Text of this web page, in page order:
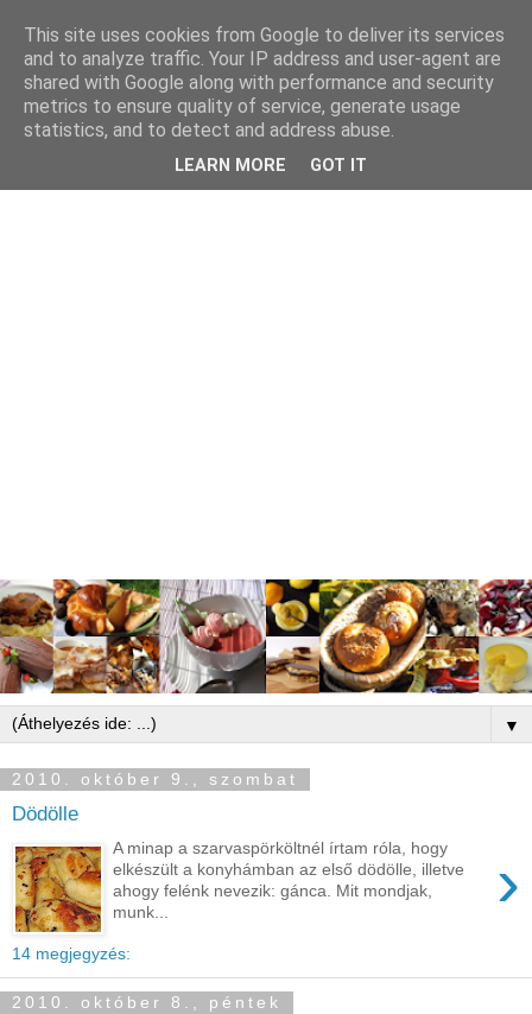
▼
2010. október 9., szombat
Dödölle
›
A minap a szarvaspörköltnél írtam róla, hogy
elkészült a konyhámban az első dödölle, illetve
ahogy felénk nevezik: gánca. Mit mondjak,
munk...
14 megjegyzés:
2010. október 8., péntek
This site uses cookies from Google to deliver its services
and to analyze traffic. Your IP address and user-agent are
shared with Google along with performance and security
metrics to ensure quality of service, generate usage
statistics, and to detect and address abuse.
LEARN MORE GOT IT